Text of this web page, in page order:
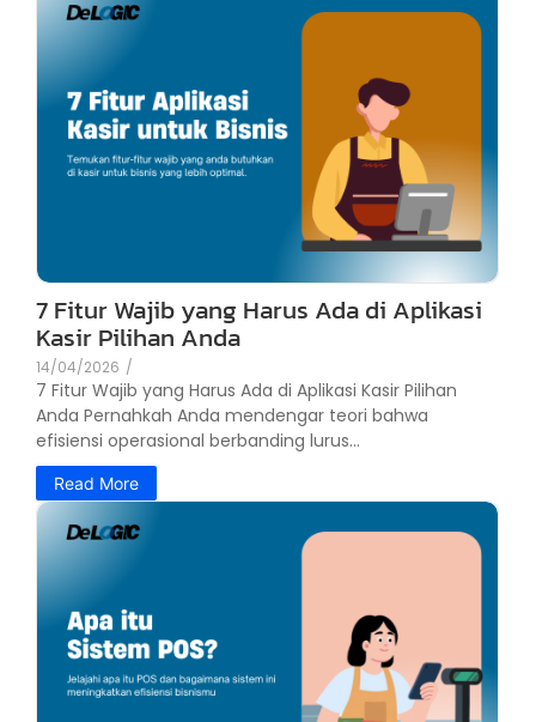
7 Fitur Wajib yang Harus Ada di Aplikasi
Kasir Pilihan Anda
14/04/2026 /
7 Fitur Wajib yang Harus Ada di Aplikasi Kasir Pilihan
Anda Pernahkah Anda mendengar teori bahwa
efisiensi operasional berbanding lurus...
Read More